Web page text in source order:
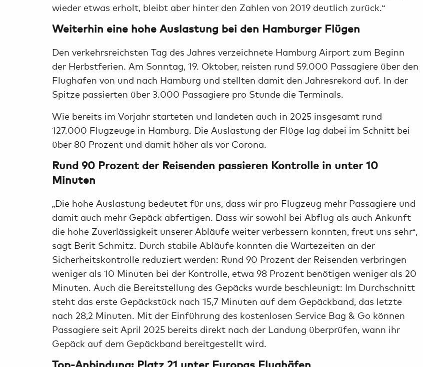
wieder etwas erholt, bleibt aber hinter den Zahlen von 2019 deutlich zurück.“
Weiterhin eine hohe Auslastung bei den Hamburger Flügen
Den verkehrsreichsten Tag des Jahres verzeichnete Hamburg Airport zum Beginn
der Herbstferien. Am Sonntag, 19. Oktober, reisten rund 59.000 Passagiere über den
Flughafen von und nach Hamburg und stellten damit den Jahresrekord auf. In der
Spitze passierten über 3.000 Passagiere pro Stunde die Terminals.
Wie bereits im Vorjahr starteten und landeten auch in 2025 insgesamt rund
127.000 Flugzeuge in Hamburg. Die Auslastung der Flüge lag dabei im Schnitt bei
über 80 Prozent und damit höher als vor Corona.
Rund 90 Prozent der Reisenden passieren Kontrolle in unter 10
Minuten
„Die hohe Auslastung bedeutet für uns, dass wir pro Flugzeug mehr Passagiere und
damit auch mehr Gepäck abfertigen. Dass wir sowohl bei Abflug als auch Ankunft
die hohe Zuverlässigkeit unserer Abläufe weiter verbessern konnten, freut uns sehr“,
sagt Berit Schmitz. Durch stabile Abläufe konnten die Wartezeiten an der
Sicherheitskontrolle reduziert werden: Rund 90 Prozent der Reisenden verbringen
weniger als 10 Minuten bei der Kontrolle, etwa 98 Prozent benötigen weniger als 20
Minuten. Auch die Bereitstellung des Gepäcks wurde beschleunigt: Im Durchschnitt
steht das erste Gepäckstück nach 15,7 Minuten auf dem Gepäckband, das letzte
nach 28,2 Minuten. Mit der Einführung des kostenlosen Service Bag & Go können
Passagiere seit April 2025 bereits direkt nach der Landung überprüfen, wann ihr
Gepäck auf dem Gepäckband bereitgestellt wird.